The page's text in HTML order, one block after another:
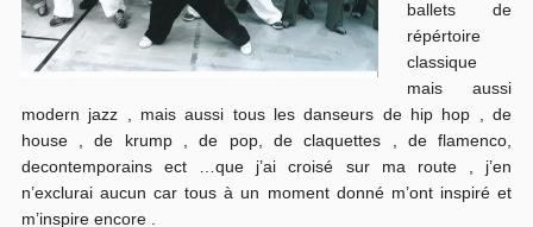
ballets de
répértoire
classique
mais aussi
modern jazz , mais aussi tous les danseurs de hip hop , de
house , de krump , de pop, de claquettes , de flamenco,
decontemporains ect …que j’ai croisé sur ma route , j’en
n’exclurai aucun car tous à un moment donné m’ont inspiré et
m’inspire encore .